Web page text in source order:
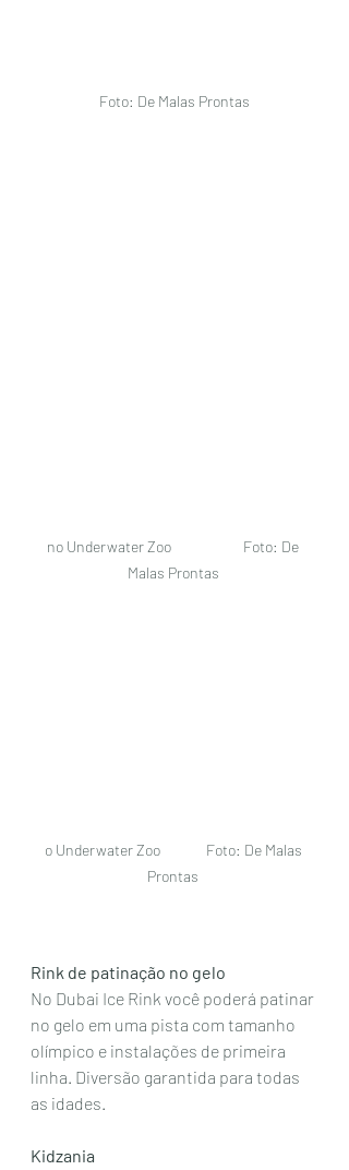
Foto: De Malas Prontas
no Underwater Zoo                      Foto: De
Malas Prontas
o Underwater Zoo              Foto: De Malas
Prontas
Rink de patinação no gelo
No Dubai Ice Rink você poderá patinar
no gelo em uma pista com tamanho
olímpico e instalações de primeira
linha. Diversão garantida para todas
as idades.
Kidzania